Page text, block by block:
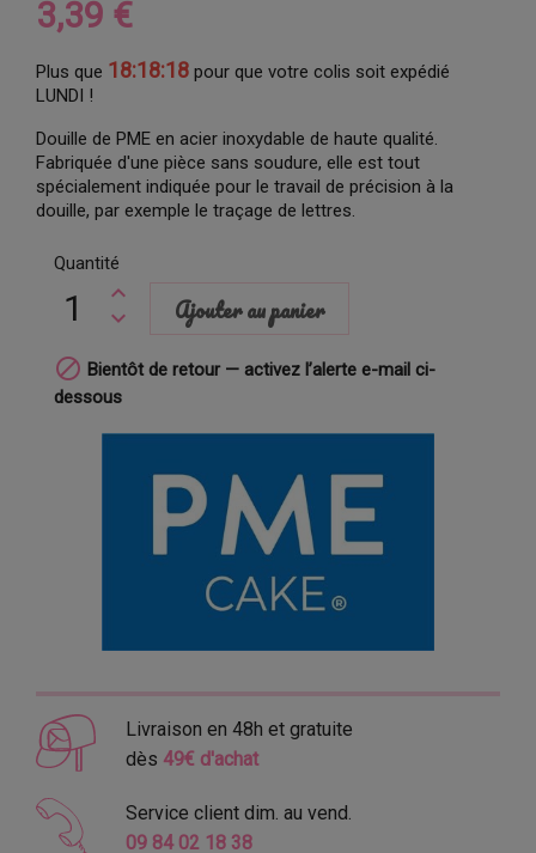
3,39 €
Plus que 18:18:17 pour que votre colis soit expédié
LUNDI !
Douille de PME en acier inoxydable de haute qualité.
Fabriquée d'une pièce sans soudure, elle est tout
spécialement indiquée pour le travail de précision à la
douille, par exemple le traçage de lettres.
Quantité
Ajouter au panier
 Bientôt de retour — activez l’alerte e-mail ci-
dessous
Livraison en 48h et gratuite
dès 49€ d'achat
Service client dim. au vend.
09 84 02 18 38